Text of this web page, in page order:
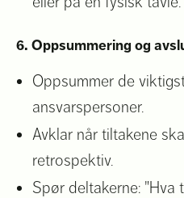
6. Oppsummering og
Oppsummer de
ansvarspersoner.
Avklar når tiltakene
retrospektiv.
Spør deltakerne: "Hva